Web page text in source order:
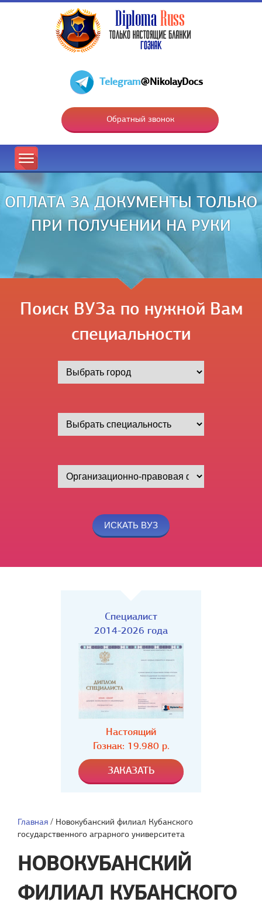
Telegram@NikolayDocs
Обратный звонок
ОПЛАТА ЗА ДОКУМЕНТЫ ТОЛЬКО
ПРИ ПОЛУЧЕНИИ НА РУКИ
Поиск ВУЗа по нужной Вам
специальности
Специалист
2014-2026 года
Настоящий
Гознак: 19.980 р.
Главная / Новокубанский филиал Кубанского
государственного аграрного университета
НОВОКУБАНСКИЙ
ФИЛИАЛ КУБАНСКОГО